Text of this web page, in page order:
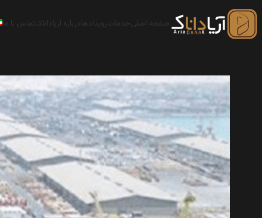
صفحه اصلی خدمات رویدادها درباره آریاداناکتماس با ما